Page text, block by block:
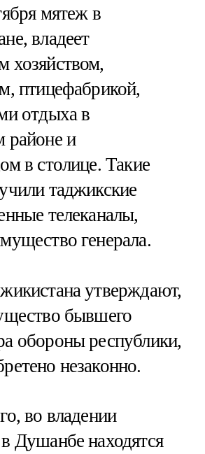
мятеж в
владеет
хозяйством,
птицефабрикой,
отдыха в
районе и
в столице. Такие
таджикские
телеканалы,
генерала.
утверждают,
бывшего
обороны республики,
незаконно.
во владении
Душанбе находятся